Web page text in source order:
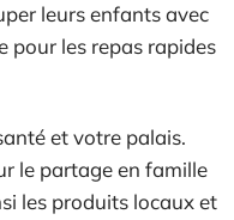
leurs enfants avec
pour les repas rapides
et votre palais.
le partage en famille
les produits locaux et